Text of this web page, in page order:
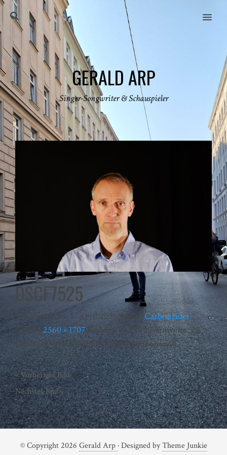
MENU
GERALD ARP
Singer-Songwriter & Schauspieler
DSCF7525
Veröffentlicht: 5. April 2021Autor:Carbonrider
Größe:2560 × 1707Kamera:X-T10Brennweite:28
ISO:400 Verschlusszeit:0.016666666666667
« Vorheriges Bild
Nächstes Bild »
© Copyright 2026 Gerald Arp· Designed byTheme Junkie